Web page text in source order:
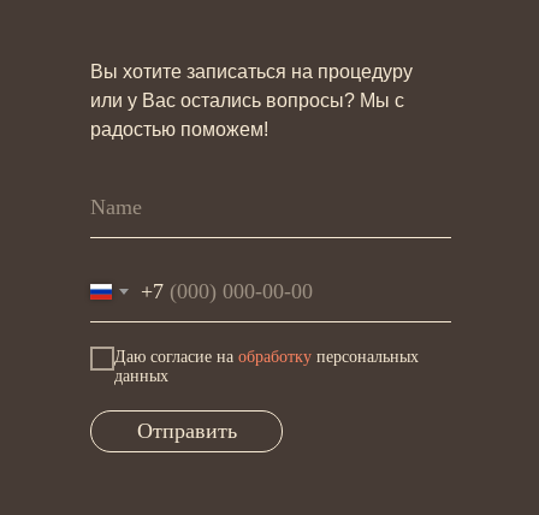
Вы хотите записаться на процедуру
или у Вас остались вопросы? Мы с
радостью поможем!
+7
Даю согласие на обработку персональных
данных
Отправить